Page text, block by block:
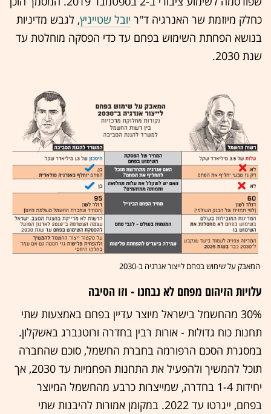
כחלק מיוזמת שר האנרגיה ד"ר יובל שטייניץ, לגבש מדיניות
בנושא הפחתת השימוש בפחם עד כדי הפסקה מוחלטת עד
שנת 2030.
המאבק על שימוש בפחם לייצור אנרגיה ב-2030
עלויות הזיהום מפחם לא נבחנו - וזו הסיבה
30% מהחשמל בישראל מיוצר עדיין בפחם באמצעות שתי
תחנות כוח גדולות - אורות רבין בחדרה ורוטנברג באשקלון.
במסגרת הסכם הרפורמה בחברת החשמל, סוכם שהחברה
תוכל להמשיך ולהפעיל את התחנות הפחמיות עד 2030, אך
יחידות 1-4 בחדרה, שמייצרות כרבע מהחשמל המיוצר
בפחם, ייגרטו עד 2022. במקומן אמורות להיבנות שתי